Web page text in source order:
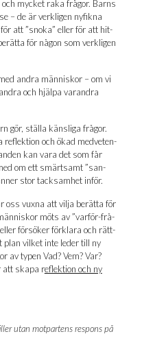
myc­ket raka frå­gor. Barns
– de är verk­li­gen nyfik­na
att ”sno­ka” eller för att hit­
för någon som verk­li­gen
and­ra män­ni­skor – om vi
och hjäl­pa varand­ra
gör, stäl­la käns­li­ga frå­gor.
reflek­tion och ökad med­ve­ten­
kan vara det som får
om ett smärt­samt ”san­
stor tack­sam­het inför.
oss vux­na att vil­ja berät­ta för
möts av ”var­för-frå­
för­sö­ker för­kla­ra och rätt­
vil­ket inte leder till ny
av typen Vad? Vem? Var?
att ska­pa reflek­tion och ny
utan mot­par­tens respons på